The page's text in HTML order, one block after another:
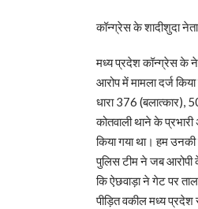
कॉन्ग्रेस के शादीशुदा
मध्य प्रदेश कॉन्ग्रेस के
आरोप में मामला दर्ज
धारा 376 (बलात्कार),
कोतवाली थाने के
किया गया था। हम उनकी
पुलिस टीम ने जब आरोपी
कि ऐछवाड़ा ने गेट पर
पीड़ित वकील मध्य